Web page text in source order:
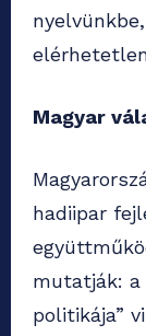
Magyar
hadiipar
mutatják: a
politikája”